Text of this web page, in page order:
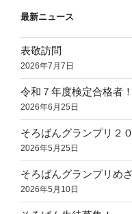
最新ニュース
表敬訪問
2026年7月7日
令和７年度検定合格者！
2026年6月25日
そろばんグランプリ２
2026年5月25日
そろばんグランプリめ
2026年5月10日